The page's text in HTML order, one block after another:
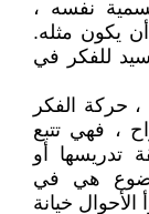
نفسه ،
يكون مثله.
للفكر في
حركة الفكر
، فهي تتبع
تدريسها أو
هي في
خيانة